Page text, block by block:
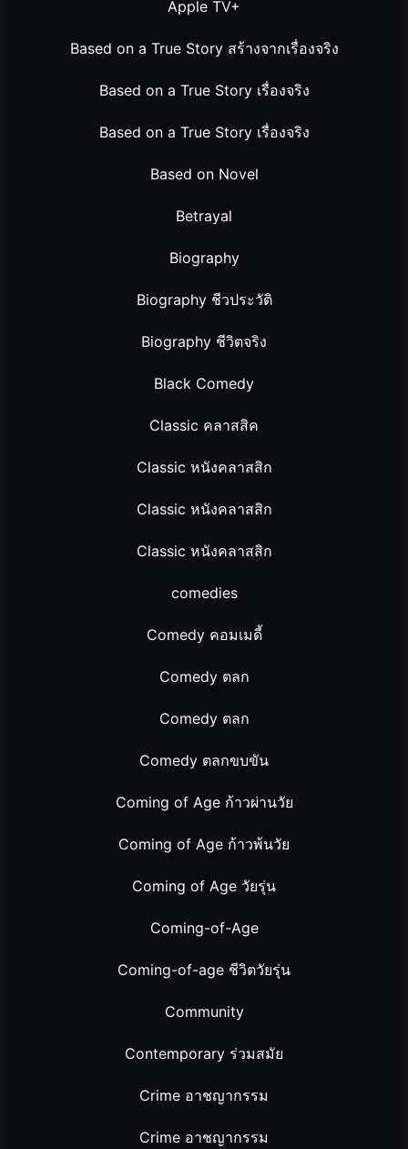
Apple TV+
Based on a True Story สร้างจากเรื่องจริง
Based on a True Story เรื่องจริง
Based on a True Story เรื่องจริง
Based on Novel
Betrayal
Biography
Biography ชีวประวัติ
Biography ชีวิตจริง
Black Comedy
Classic คลาสสิค
Classic หนังคลาสสิก
Classic หนังคลาสสิก
Classic หนังคลาสสิก
comedies
Comedy คอมเมดี้
Comedy ตลก
Comedy ตลก
Comedy ตลกขบขัน
Coming of Age ก้าวผ่านวัย
Coming of Age ก้าวพ้นวัย
Coming of Age วัยรุ่น
Coming-of-Age
Coming-of-age ชีวิตวัยรุ่น
Community
Contemporary ร่วมสมัย
Crime อาชญากรรม
Crime อาชญากรรม